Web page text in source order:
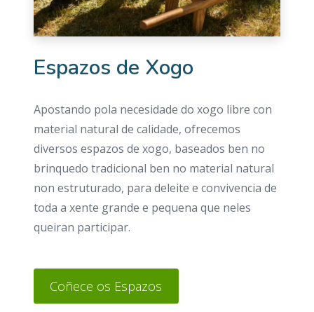
Espazos de Xogo
Apostando pola necesidade do xogo libre con
material natural de calidade, ofrecemos
diversos espazos de xogo, baseados ben no
brinquedo tradicional ben no material natural
non estruturado, para deleite e convivencia de
toda a xente grande e pequena que neles
queiran participar.
Coñece os Espazos